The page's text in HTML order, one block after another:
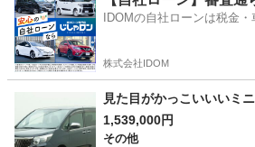
IDOMの自社ローンは税金
株式会社IDOM
見た目がかっこいいいミ
1,539,000円
その他